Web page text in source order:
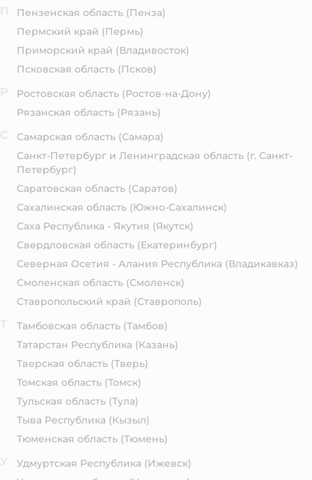
Пензенская область (Пенза)
Пермский край (Пермь)
Приморский край (Владивосток)
Псковская область (Псков)
Ростовская область (Ростов-на-Дону)
Рязанская область (Рязань)
Самарская область (Самара)
Санкт-Петербург и Ленинградская область (г. Санкт-
Петербург)
Саратовская область (Саратов)
Сахалинская область (Южно-Сахалинск)
Саха Республика - Якутия (Якутск)
Свердловская область (Екатеринбург)
Северная Осетия - Алания Республика (Владикавказ)
Смоленская область (Смоленск)
Ставропольский край (Ставрополь)
Тамбовская область (Тамбов)
Татарстан Республика (Казань)
Тверская область (Тверь)
Томская область (Томск)
Тульская область (Тула)
Тыва Республика (Кызыл)
Тюменская область (Тюмень)
Удмуртская Республика (Ижевск)